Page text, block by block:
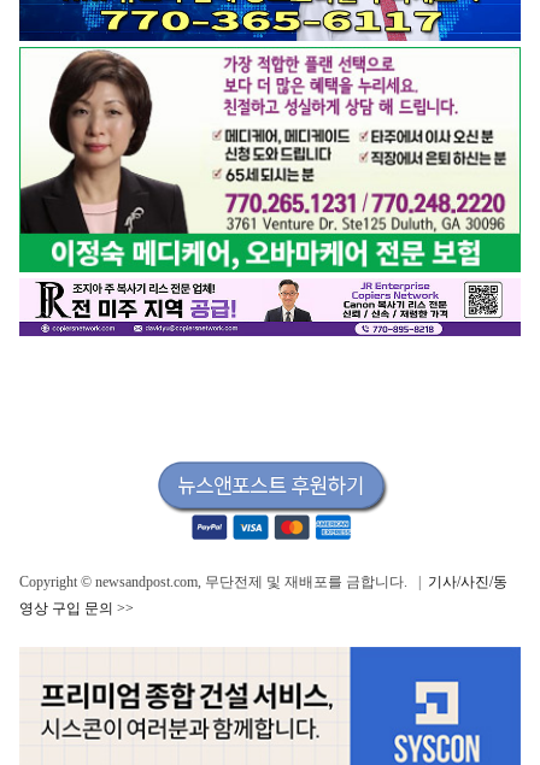
Copyright © newsandpost.com, 무단전제 및 재배포를 금합니다. | 기사/사진/동
영상 구입 문의 >>